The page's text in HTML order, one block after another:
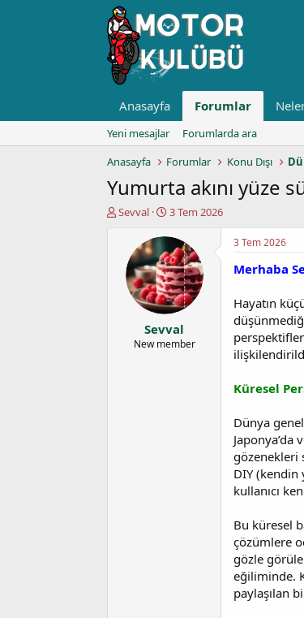
Anasayfa Forumlar
Yeni mesajlar
Forumlarda ara
Anasayfa
Forumlar Konu Dışı
Yumurta akını yüze
K
Sevval
B
ş
l
a
n
g
ı
ç
t
3 Tem 2026
Sevval
New member
3 Tem 2026
Merhaba
Hayatın
Küresel
Dünya
gözenekleri
DIY (kendin
kullanıcı
Bu küresel
çözümlere
gözle
eğiliminde.
paylaşılan